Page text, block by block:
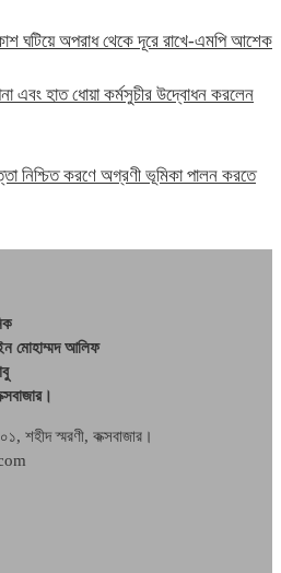
ঘটিয়ে অপরাধ থেকে দূরে রাখে-এমপি আশেক
এবং হাত ধোয়া কর্মসুচীর উদ্বোধন করলেন
নিশ্চিত করণে অগ্রণী ভূমিকা পালন করতে
মোহাম্মদ আলিফ
শহীদ স্মরণী, কক্সবাজার।